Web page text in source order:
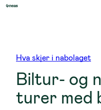
Hva skjer i nabolaget
Biltur- og
turer med